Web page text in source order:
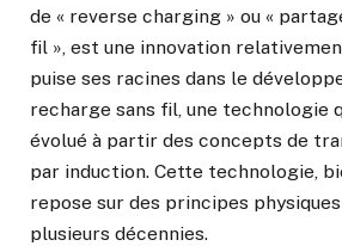
de « reverse charging » ou «
fil », est une innovation
puise ses racines dans le
recharge sans fil, une technologie
évolué à partir des concepts de
par induction. Cette technologie,
repose sur des principes
plusieurs décennies.